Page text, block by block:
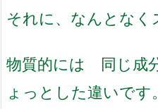
それに、なんとなく
物質的には 同じ
ょっとした違いです。